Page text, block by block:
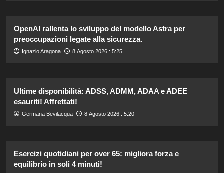
OpenAI rallenta lo sviluppo del modello Astra per
preoccupazioni legate alla sicurezza.
Ignazio Aragona 8 Agosto 2026 : 5:25
Ultime disponibilità: ADSS, ADMM, ADAA e ADEE
esauriti! Affrettati!
Germana Bevilacqua 8 Agosto 2026 : 5:20
Esercizi quotidiani per over 65: migliora forza e
equilibrio in soli 4 minuti!